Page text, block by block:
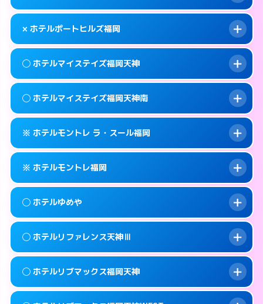
info このホテルの詳細ページを見る →
smartphone 092-714-1111
map 福岡市中央区渡辺通1-1-2
info このホテルの詳細ページを見る →
案内方法: 状況により派遣できません。
smartphone 092-737-3901
map 福岡市中央区地行1-4-6
info このホテルの詳細ページを見る →
案内方法:
女性が直接お部屋まで伺います。
smartphone 092-534-4126
map 福岡市中央区大宮1-1-6
info このホテルの詳細ページを見る →
× ホテルポートヒルズ福岡
案内方法:
派遣できません。
smartphone 092-741-3535
map 福岡市中央区西公園14-24
info このホテルの詳細ページを見る →
◯ ホテルマイステイズ福岡天神
案内方法: 女性が直接お部屋まで伺います。
smartphone 092-687-1100
map 福岡市中央区天神3-5-7
info このホテルの詳細ページを見る →
◯ ホテルマイステイズ福岡天神南
案内方法: 女性が直接お部屋まで伺います。
smartphone 092-286-1700
map 福岡市中央区春吉3-14-20
info このホテルの詳細ページを見る →
※ ホテルモントレ ラ・スール福岡
案内方法: カードキーにつきホテルの入り口で
待ち合わせ。
info このホテルの詳細ページを見る →
※ ホテルモントレ福岡
案内方法:
カードキーにつきホテルの入り口で
待ち合わせ。
◯ ホテルゆめや
案内方法: 女性が直接お部屋まで伺います。
smartphone 092-524-7588
◯ ホテルリファレンス天神Ⅲ
案内方法: 女性が直接お部屋まで伺います。
◯ ホテルリブマックス福岡天神